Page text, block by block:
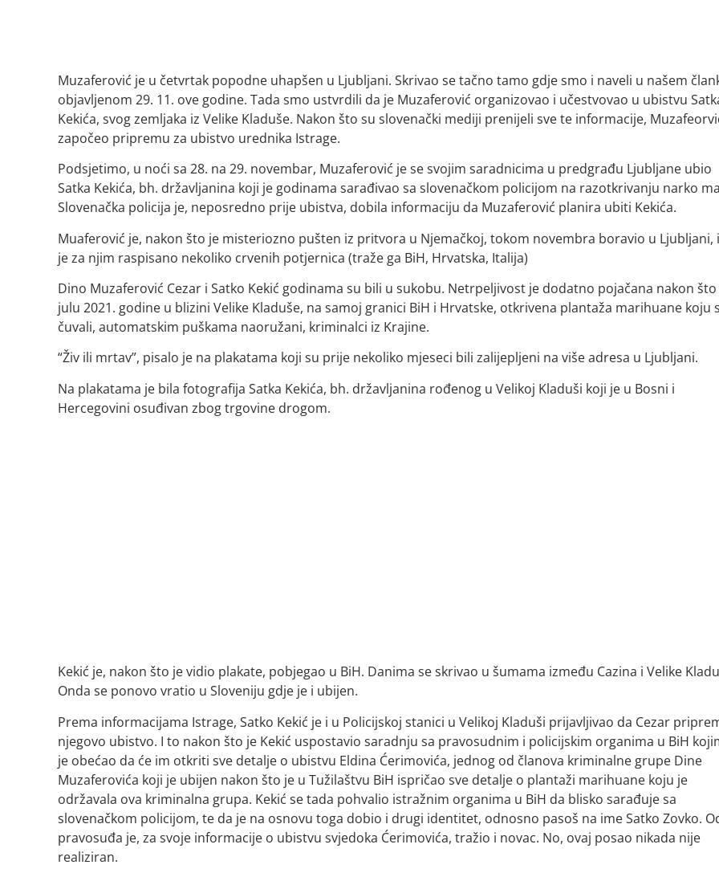
Muzaferović je u četvrtak popodne uhapšen u Ljubljani. Skrivao se tačno tamo gdje smo i naveli u našem
objavljenom 29. 11. ove godine. Tada smo ustvrdili da je Muzaferović organizovao i učestvovao u ubistvu
Kekića, svog zemljaka iz Velike Kladuše. Nakon što su slovenački mediji prenijeli sve te informacije,
započeo pripremu za ubistvo urednika Istrage.
Podsjetimo, u noći sa 28. na 29. novembar, Muzaferović je se svojim saradnicima u predgrađu Ljubljane ubio
Satka Kekića, bh. državljanina koji je godinama sarađivao sa slovenačkom policijom na razotkrivanju narko
Slovenačka policija je, neposredno prije ubistva, dobila informaciju da Muzaferović planira ubiti Kekića.
Muaferović je, nakon što je misteriozno pušten iz pritvora u Njemačkoj, tokom novembra boravio u Ljubljani,
je za njim raspisano nekoliko crvenih potjernica (traže ga BiH, Hrvatska, Italija)
Dino Muzaferović Cezar i Satko Kekić godinama su bili u sukobu. Netrpeljivost je dodatno pojačana nakon što
julu 2021. godine u blizini Velike Kladuše, na samoj granici BiH i Hrvatske, otkrivena plantaža marihuane koju
čuvali, automatskim puškama naoružani, kriminalci iz Krajine.
“Živ ili mrtav”, pisalo je na plakatama koji su prije nekoliko mjeseci bili zalijepljeni na više adresa u Ljubljani.
Na plakatama je bila fotografija Satka Kekića, bh. državljanina rođenog u Velikoj Kladuši koji je u Bosni i
Hercegovini osuđivan zbog trgovine drogom.
Kekić je, nakon što je vidio plakate, pobjegao u BiH. Danima se skrivao u šumama između Cazina i Velike
Onda se ponovo vratio u Sloveniju gdje je i ubijen.
Prema informacijama Istrage, Satko Kekić je i u Policijskoj stanici u Velikoj Kladuši prijavljivao da Cezar
njegovo ubistvo. I to nakon što je Kekić uspostavio saradnju sa pravosudnim i policijskim organima u BiH
je obećao da će im otkriti sve detalje o ubistvu Eldina Ćerimovića, jednog od članova kriminalne grupe Dine
Muzaferovića koji je ubijen nakon što je u Tužilaštvu BiH ispričao sve detalje o plantaži marihuane koju je
održavala ova kriminalna grupa. Kekić se tada pohvalio istražnim organima u BiH da blisko sarađuje sa
slovenačkom policijom, te da je na osnovu toga dobio i drugi identitet, odnosno pasoš na ime Satko Zovko.
pravosuđa je, za svoje informacije o ubistvu svjedoka Ćerimovića, tražio i novac. No, ovaj posao nikada nije
realiziran.